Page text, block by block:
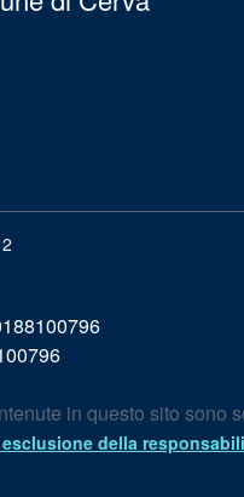
in questo sito sono
della